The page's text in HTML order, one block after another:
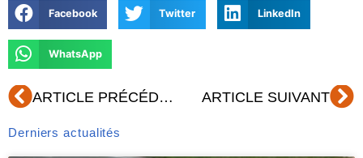
Facebook Twitter LinkedIn
WhatsApp
Précédent ARTICLE PRÉCÉDENT ARTICLE SUIVANT
Derniers actualités